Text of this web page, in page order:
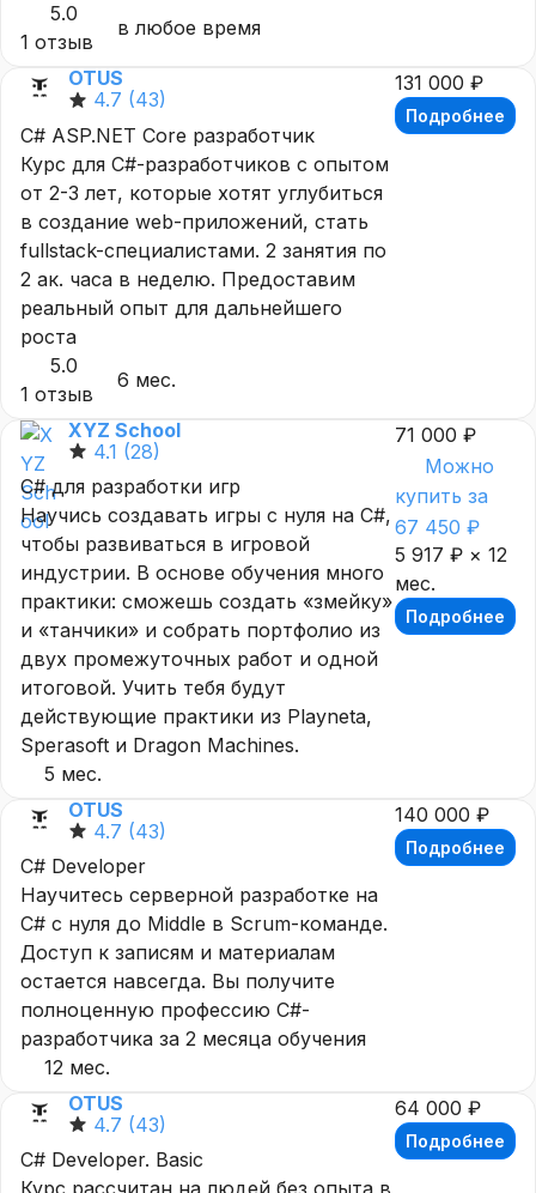
5.0
1 отзыв
в любое время
OTUS
4.7 (43)
C# ASP.NET Core разработчик
Курс для C#-разработчиков с опытом
от 2-3 лет, которые хотят углубиться
в создание web-приложений, стать
fullstack-специалистами. 2 занятия по
2 ак. часа в неделю. Предоставим
реальный опыт для дальнейшего
роста
5.0
1 отзыв
6 мес.
131 000 ₽
Подробнее
XYZ School
4.1 (28)
C# для разработки игр
Научись создавать игры с нуля на C#,
чтобы развиваться в игровой
индустрии. В основе обучения много
практики: сможешь создать «змейку»
и «танчики» и собрать портфолио из
двух промежуточных работ и одной
итоговой. Учить тебя будут
действующие практики из Playneta,
Sperasoft и Dragon Machines.
5 мес.
71 000 ₽
Можно
купить за
67 450 ₽
5 917 ₽ × 12
мес.
Подробнее
OTUS
4.7 (43)
C# Developer
Научитесь серверной разработке на
C# с нуля до Middle в Scrum-команде.
Доступ к записям и материалам
остается навсегда. Вы получите
полноценную профессию C#-
разработчика за 2 месяца обучения
12 мес.
140 000 ₽
Подробнее
OTUS
4.7 (43)
C# Developer. Basic
Курс рассчитан на людей без опыта в
64 000 ₽
Подробнее